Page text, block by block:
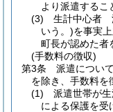
より派遣するこ
(3)
生計中心者
いう。)を事実
町長が認めた者
(手数料の徴収)
第3条
派遣について
を除き、手数料を
(1)
派遣世帯が
による保護を受